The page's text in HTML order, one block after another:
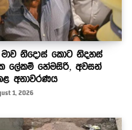
මාව නිදොස් කොට නිදහස්
ලේකම් හේමසිරි, අවසන්
අනාවරණය
1, 2026